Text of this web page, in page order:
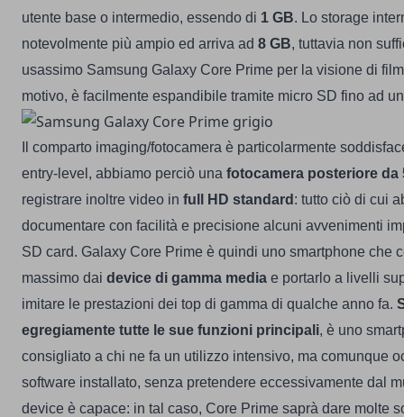
utente base o intermedio, essendo di 1 GB. Lo storage
notevolmente più ampio ed arriva ad 8 GB, tuttavia non
usassimo Samsung Galaxy Core Prime per la visione di
motivo, è facilmente espandibile tramite micro SD fino ad
Il comparto imaging/fotocamera è particolarmente
entry-level, abbiamo perciò una fotocamera posteriore da
registrare inoltre video in full HD standard : tutto ciò di cui
documentare con facilità e precisione alcuni avvenimenti
SD card. Galaxy Core Prime è quindi uno smartphone che
massimo dai device di gamma media e portarlo a livelli
imitare le prestazioni dei top di gamma di qualche anno fa.
egregiamente tutte le sue funzioni principali, è uno
consigliato a chi ne fa un utilizzo intensivo, ma comunque
software installato, senza pretendere eccessivamente dal
device è capace: in tal caso, Core Prime saprà dare molte